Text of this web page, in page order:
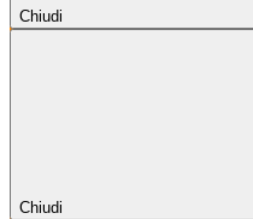
Chiudi
Chiudi